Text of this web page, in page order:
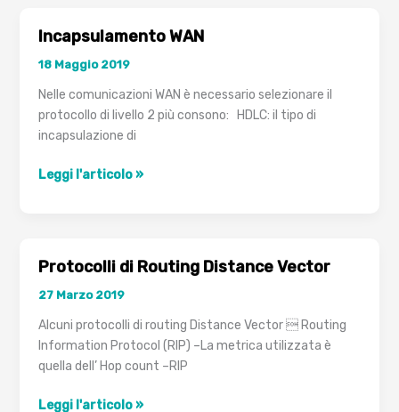
Incapsulamento WAN
18 Maggio 2019
Nelle comunicazioni WAN è necessario selezionare il
protocollo di livello 2 più consono: HDLC: il tipo di
incapsulazione di
Incapsulamento
Leggi l'articolo »
Protocolli di Routing Distance Vector
27 Marzo 2019
Alcuni protocolli di routing Distance Vector  Routing
Information Protocol (RIP) –La metrica utilizzata è
quella dell’ Hop count –RIP
Protocolli
Leggi l'articolo »